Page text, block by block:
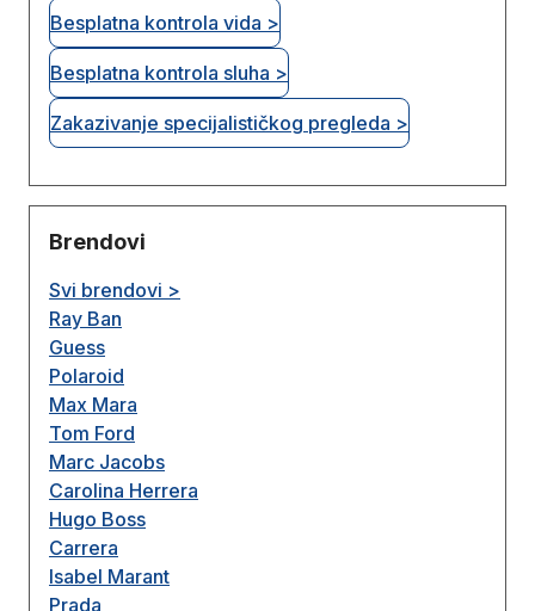
Besplatna kontrola vida >
Besplatna kontrola sluha >
Zakazivanje specijalističkog pregleda >
Brendovi
Svi brendovi >
Ray Ban
Guess
Polaroid
Max Mara
Tom Ford
Marc Jacobs
Carolina Herrera
Hugo Boss
Carrera
Isabel Marant
Prada